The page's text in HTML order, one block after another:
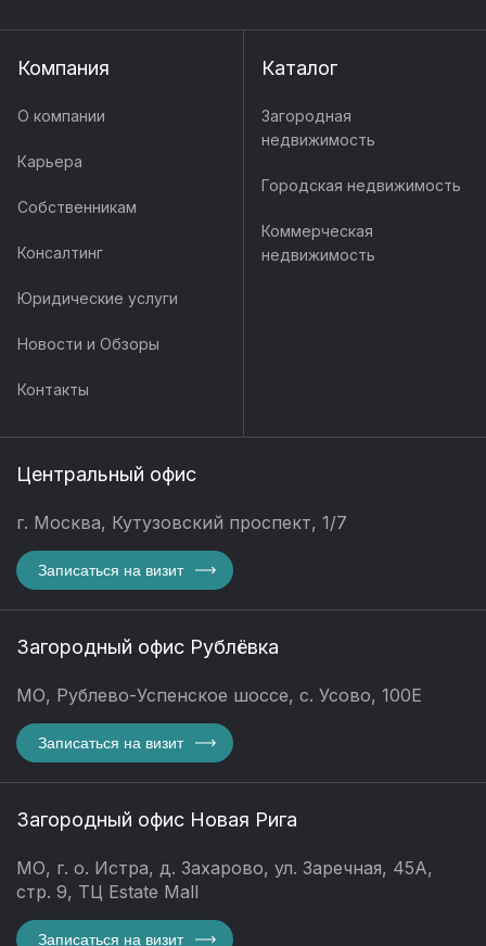
Компания
О компании
Карьера
Собственникам
Консалтинг
Юридические услуги
Новости и Обзоры
Контакты
Каталог
Загородная
недвижимость
Городская недвижимость
Коммерческая
недвижимость
Центральный офис
г. Москва, Кутузовский проспект, 1/7
Записаться на визит
Загородный офис Рублёвка
МО, Рублево-Успенское шоссе, с. Усово, 100Е
Записаться на визит
Загородный офис Новая Рига
МО, г. о. Истра, д. Захарово, ул. Заречная, 45А,
стр. 9, ТЦ Estate Mall
Записаться на визит